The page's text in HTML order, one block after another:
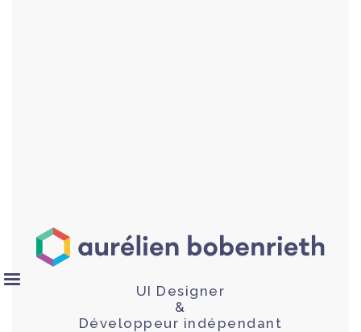
UI Designer
&
Développeur indépendant